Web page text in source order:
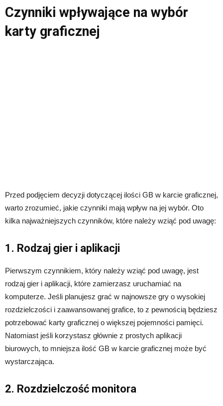
Czynniki wpływające na wybór
karty graficznej
Przed podjęciem decyzji dotyczącej ilości GB w karcie graficznej,
warto zrozumieć, jakie czynniki mają wpływ na jej wybór. Oto
kilka najważniejszych czynników, które należy wziąć pod uwagę:
1. Rodzaj gier i aplikacji
Pierwszym czynnikiem, który należy wziąć pod uwagę, jest
rodzaj gier i aplikacji, które zamierzasz uruchamiać na
komputerze. Jeśli planujesz grać w najnowsze gry o wysokiej
rozdzielczości i zaawansowanej grafice, to z pewnością będziesz
potrzebować karty graficznej o większej pojemności pamięci.
Natomiast jeśli korzystasz głównie z prostych aplikacji
biurowych, to mniejsza ilość GB w karcie graficznej może być
wystarczająca.
2. Rozdzielczość monitora